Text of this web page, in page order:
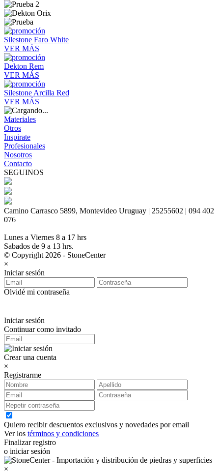
Silestone Faro White
VER MÁS
Dekton Rem
VER MÁS
Silestone Arcilla Red
VER MÁS
Materiales
Otros
Inspirate
Profesionales
Nosotros
Contacto
SEGUINOS
Camino Carrasco 5899, Montevideo Uruguay | 25255602 | 094 402
076
Lunes a Viernes 8 a 17 hrs
Sabados de 9 a 13 hrs.
© Copyright 2026 - StoneCenter
×
Iniciar sesión
Olvidé mi contraseña
Iniciar sesión
Continuar como invitado
Crear una cuenta
×
Registrarme
Quiero recibir descuentos exclusivos y novedades por email
Ver los términos y condiciones
Finalizar registro
o iniciar sesión
×